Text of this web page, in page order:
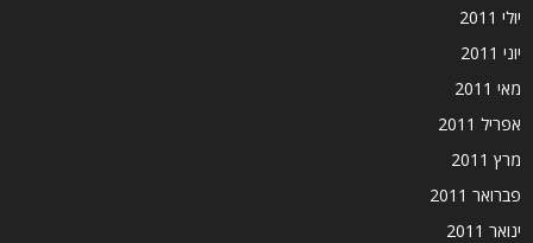
יולי 2011
יוני 2011
מאי 2011
אפריל 2011
מרץ 2011
פברואר 2011
ינואר 2011